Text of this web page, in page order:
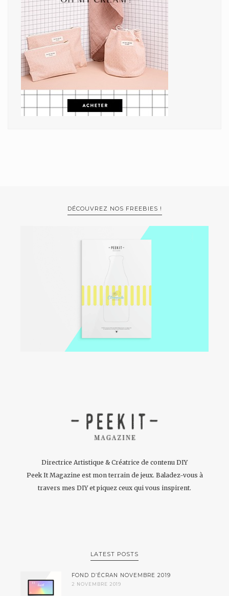
DÉCOUVREZ NOS FREEBIES !
Directrice Artistique & Créatrice de contenu DIY
Peek It Magazine est mon terrain de jeux. Baladez-vous à
travers mes DIY et piquez ceux qui vous inspirent.
LATEST POSTS
FOND D’ÉCRAN NOVEMBRE 2019
2 NOVEMBRE 2019